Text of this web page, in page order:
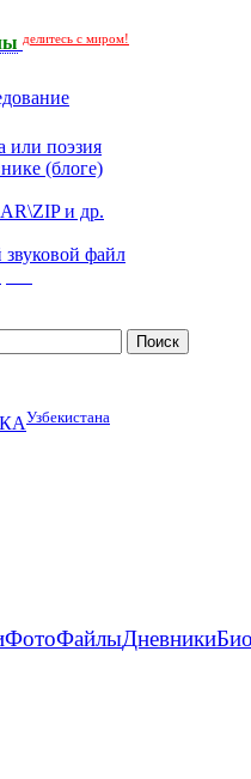
делитесь с миром!
или поэзия
(блоге)
и др.
файл
Узбекистана
ФотоФайлыДневники